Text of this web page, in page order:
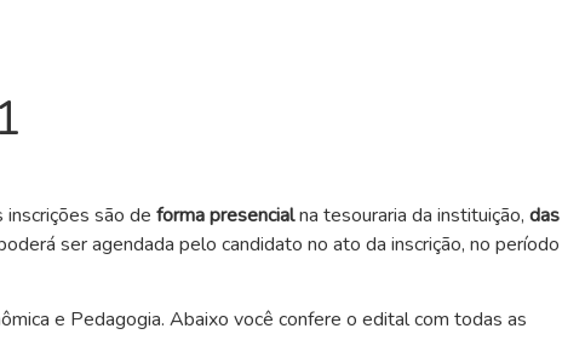
são de forma presencialna tesouraria da instituição, das
ser agendada pelo candidato no ato da inscrição, no período
e Pedagogia. Abaixo você confere o edital com todas as